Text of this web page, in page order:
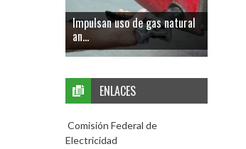
Impulsan uso de gas natural
an...
ENLACES
Comisión Federal de
Electricidad